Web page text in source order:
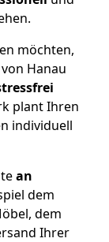
möchten,
Hanau
plant Ihren
individuell
an
dem
dem
Ihrer